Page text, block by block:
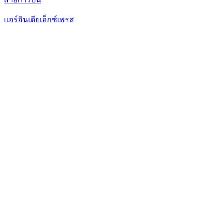
แอร์อินเดียเอ็กซ์เพรส